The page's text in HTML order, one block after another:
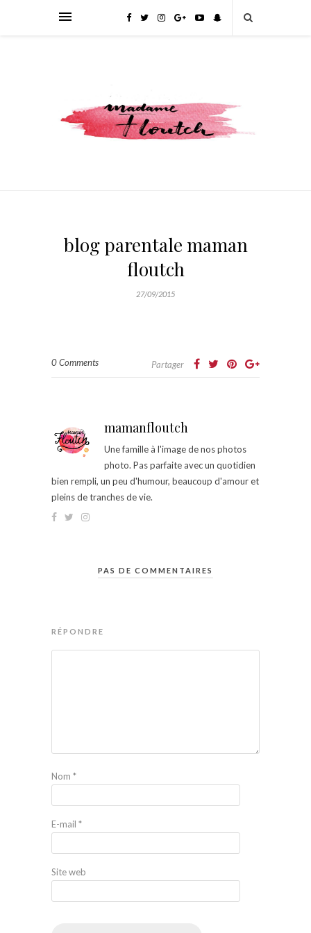
blog parentale maman
floutch
27/09/2015
0 Comments Partager
mamanfloutch
Une famille à l'image de nos photos
photo. Pas parfaite avec un quotidien
bien rempli, un peu d'humour, beaucoup d'amour et
pleins de tranches de vie.
PAS DE COMMENTAIRES
RÉPONDRE
Nom *
E-mail *
Site web